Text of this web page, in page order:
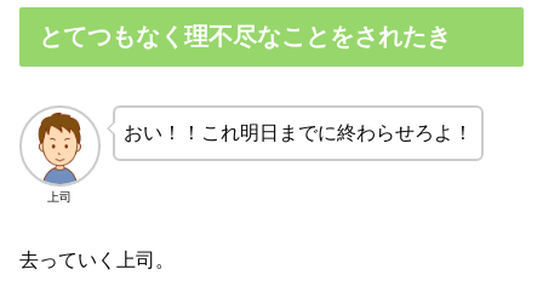
とてつもなく理不尽なことをされたき
上司
おい！！これ明日までに終わらせろよ！
去っていく上司。